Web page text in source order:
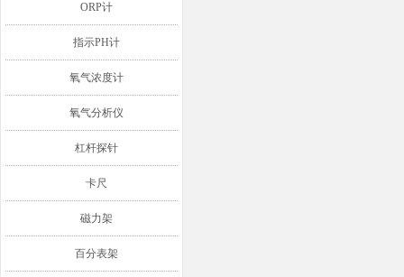
ORP计
指示PH计
氧气浓度计
氧气分析仪
杠杆探针
卡尺
磁力架
百分表架